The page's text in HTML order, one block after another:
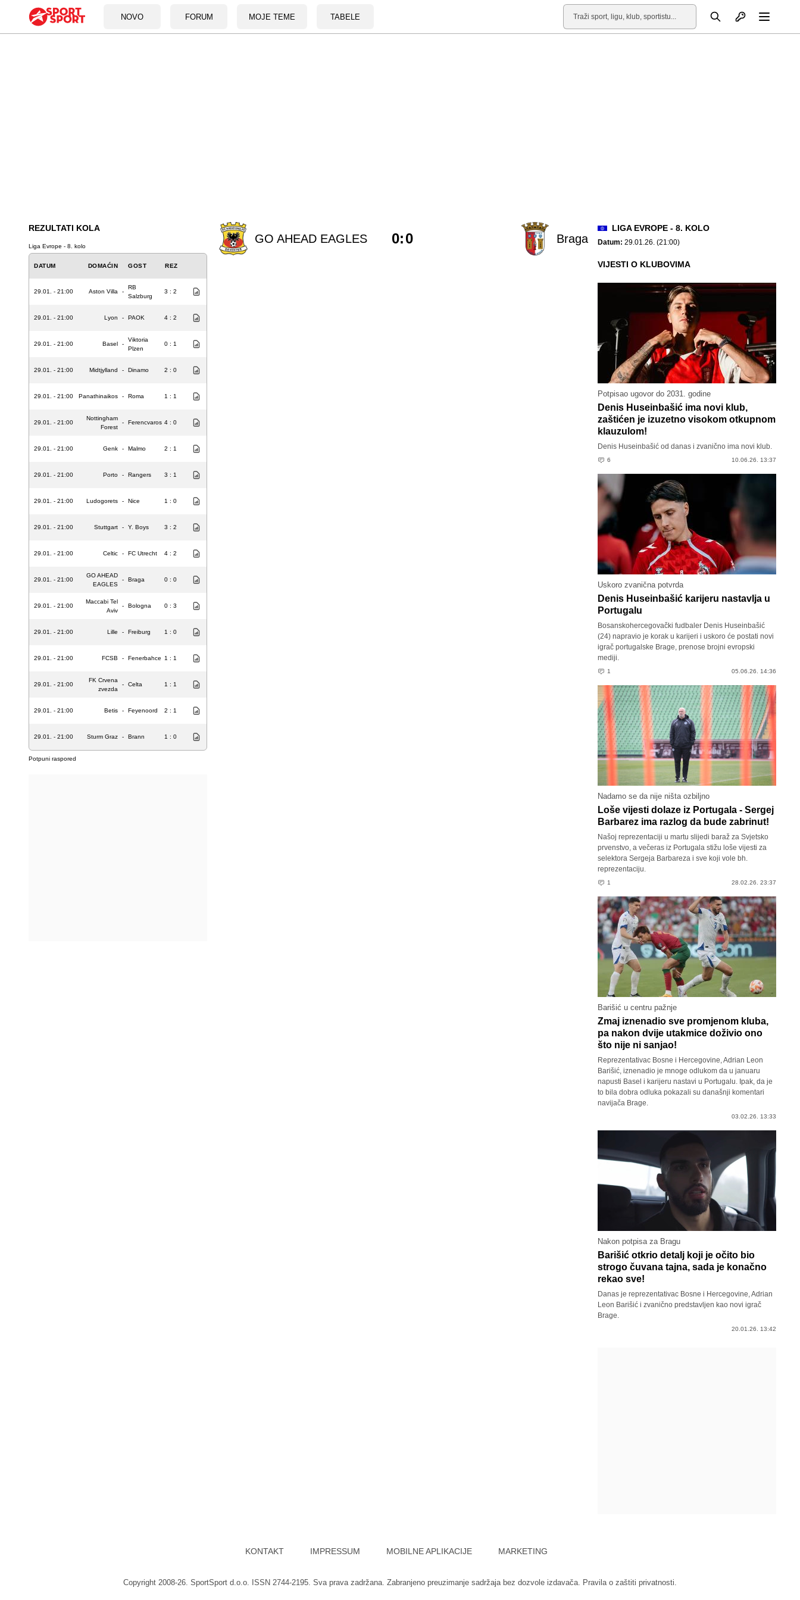
NOVO FORUM MOJE TEME TABELE
Pretraga Otvori profil
REZULTATI KOLA
Liga Evrope - 8. kolo
DATUM DOMAĆIN GOST REZ
29.01. - 21:00 Aston Villa -
RB
Salzburg
3 : 2
29.01. - 21:00 Lyon - PAOK 4 : 2
29.01. - 21:00 Basel -
Viktoria
Plzen
0 : 1
29.01. - 21:00 Midtjylland - Dinamo 2 : 0
29.01. - 21:00 Panathinaikos - Roma 1 : 1
29.01. - 21:00
Nottingham
Forest
- Ferencvaros 4 : 0
29.01. - 21:00 Genk - Malmo 2 : 1
29.01. - 21:00 Porto - Rangers 3 : 1
29.01. - 21:00 Ludogorets - Nice 1 : 0
29.01. - 21:00 Stuttgart - Y. Boys 3 : 2
29.01. - 21:00 Celtic - FC Utrecht 4 : 2
29.01. - 21:00
GO AHEAD
EAGLES
- Braga 0 : 0
29.01. - 21:00
Maccabi Tel
Aviv
- Bologna 0 : 3
29.01. - 21:00 Lille - Freiburg 1 : 0
29.01. - 21:00 FCSB - Fenerbahce 1 : 1
29.01. - 21:00
FK Crvena
zvezda
- Celta 1 : 1
29.01. - 21:00 Betis - Feyenoord 2 : 1
29.01. - 21:00 Sturm Graz - Brann 1 : 0
Potpuni raspored
GO AHEAD EAGLES Braga
0:0
LIGA EVROPE - 8. KOLO
Datum: 29.01.26. (21:00)
VIJESTI O KLUBOVIMA
Potpisao ugovor do 2031. godine
Denis Huseinbašić ima novi klub,
zaštićen je izuzetno visokom otkupnom
klauzulom!
Denis Huseinbašić od danas i zvanično ima novi klub.
6 10.06.26. 13:37
Uskoro zvanična potvrda
Denis Huseinbašić karijeru nastavlja u
Portugalu
Bosanskohercegovački fudbaler Denis Huseinbašić
(24) napravio je korak u karijeri i uskoro će postati novi
igrač portugalske Brage, prenose brojni evropski
mediji.
1 05.06.26. 14:36
Nadamo se da nije ništa ozbiljno
Loše vijesti dolaze iz Portugala - Sergej
Barbarez ima razlog da bude zabrinut!
Našoj reprezentaciji u martu slijedi baraž za Svjetsko
prvenstvo, a večeras iz Portugala stižu loše vijesti za
selektora Sergeja Barbareza i sve koji vole bh.
reprezentaciju.
1 28.02.26. 23:37
Barišić u centru pažnje
Zmaj iznenadio sve promjenom kluba,
pa nakon dvije utakmice doživio ono
što nije ni sanjao!
Reprezentativac Bosne i Hercegovine, Adrian Leon
Barišić, iznenadio je mnoge odlukom da u januaru
napusti Basel i karijeru nastavi u Portugalu. Ipak, da je
to bila dobra odluka pokazali su današnji komentari
navijača Brage.
03.02.26. 13:33
Nakon potpisa za Bragu
Barišić otkrio detalj koji je očito bio
strogo čuvana tajna, sada je konačno
rekao sve!
Danas je reprezentativac Bosne i Hercegovine, Adrian
Leon Barišić i zvanično predstavljen kao novi igrač
Brage.
20.01.26. 13:42
KONTAKT IMPRESSUM MOBILNE APLIKACIJE MARKETING
Copyright 2008-26. SportSport d.o.o. ISSN 2744-2195. Sva prava zadržana. Zabranjeno preuzimanje sadržaja bez dozvole izdavača. Pravila o zaštiti privatnosti.